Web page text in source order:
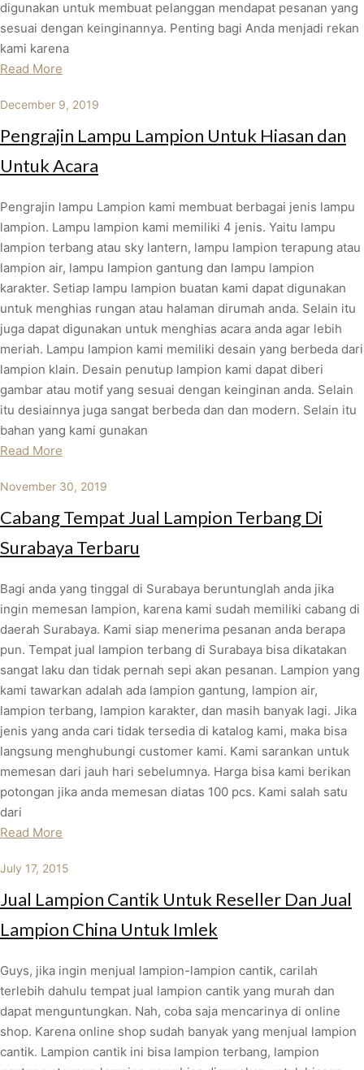
digunakan untuk membuat pelanggan mendapat pesanan yang
sesuai dengan keinginannya. Penting bagi Anda menjadi rekan
kami karena
Read More
December 9, 2019
Pengrajin Lampu Lampion Untuk Hiasan dan
Untuk Acara
Pengrajin lampu Lampion kami membuat berbagai jenis lampu
lampion. Lampu lampion kami memiliki 4 jenis. Yaitu lampu
lampion terbang atau sky lantern, lampu lampion terapung atau
lampion air, lampu lampion gantung dan lampu lampion
karakter. Setiap lampu lampion buatan kami dapat digunakan
untuk menghias rungan atau halaman dirumah anda. Selain itu
juga dapat digunakan untuk menghias acara anda agar lebih
meriah. Lampu lampion kami memiliki desain yang berbeda dari
lampion klain. Desain penutup lampion kami dapat diberi
gambar atau motif yang sesuai dengan keinginan anda. Selain
itu desiainnya juga sangat berbeda dan dan modern. Selain itu
bahan yang kami gunakan
Read More
November 30, 2019
Cabang Tempat Jual Lampion Terbang Di
Surabaya Terbaru
Bagi anda yang tinggal di Surabaya beruntunglah anda jika
ingin memesan lampion, karena kami sudah memiliki cabang di
daerah Surabaya. Kami siap menerima pesanan anda berapa
pun. Tempat jual lampion terbang di Surabaya bisa dikatakan
sangat laku dan tidak pernah sepi akan pesanan. Lampion yang
kami tawarkan adalah ada lampion gantung, lampion air,
lampion terbang, lampion karakter, dan masih banyak lagi. Jika
jenis yang anda cari tidak tersedia di katalog kami, maka bisa
langsung menghubungi customer kami. Kami sarankan untuk
memesan dari jauh hari sebelumnya. Harga bisa kami berikan
potongan jika anda memesan diatas 100 pcs. Kami salah satu
dari
Read More
July 17, 2015
Jual Lampion Cantik Untuk Reseller Dan Jual
Lampion China Untuk Imlek
Guys, jika ingin menjual lampion-lampion cantik, carilah
terlebih dahulu tempat jual lampion cantik yang murah dan
dapat menguntungkan. Nah, coba saja mencarinya di online
shop. Karena online shop sudah banyak yang menjual lampion
cantik. Lampion cantik ini bisa lampion terbang, lampion